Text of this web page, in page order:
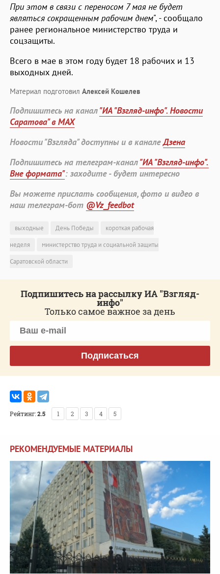
При этом в связи с переносом 7 мая не будет
являться сокращенным рабочим днем", - сообщало
ранее региональное министерство труда и
соцзащиты.
Всего в мае в этом году будет 18 рабочих и 13
выходных дней.
Материал подготовил Алексей Кошелев
Подпишитесь на канал"ИА "Взгляд-инфо". Новости
Саратова" в MAX
Новости "Взгляда" доступны и в каналеДзена
Подпишитесь на телеграм-канал"ИА "Взгляд-инфо".
Вне формата": заходите - будет интересно
Вы можете прислать сообщения, фото и видео в
наш телеграм-бот @Vz_feedbot
выходные День Победы
короткая рабочая
неделя
министерство труда и социальной защиты
Саратовской области
Подпишитесь на рассылку ИА "Взгляд-
инфо"
Только самое важное за день
Подписаться
Рейтинг:2.5 1 2 3 4 5
РЕКОМЕНДУЕМЫЕ МАТЕРИАЛЫ